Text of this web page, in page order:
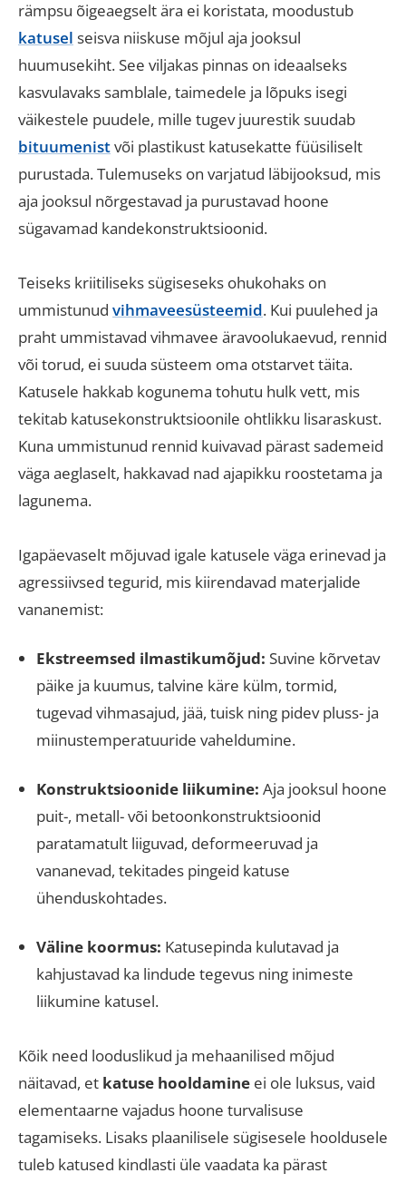
rämpsu õigeaegselt ära ei koristata, moodustub
katusel seisva niiskuse mõjul aja jooksul
huumusekiht. See viljakas pinnas on ideaalseks
kasvulavaks samblale, taimedele ja lõpuks isegi
väikestele puudele, mille tugev juurestik suudab
bituumenistvõi plastikust katusekatte füüsiliselt
purustada.Tulemuseks on varjatud läbijooksud, mis
aja jooksul nõrgestavad ja purustavad hoone
sügavamad kandekonstruktsioonid.
Teiseks kriitiliseks sügiseseks ohukohaks on
ummistunud vihmaveesüsteemid. Kui puulehed ja
praht ummistavad vihmavee äravoolukaevud, rennid
või torud, ei suuda süsteem oma otstarvet täita.
Katusele hakkab kogunema tohutu hulk vett, mis
tekitab katusekonstruktsioonile ohtlikku lisaraskust.
Kuna ummistunud rennid kuivavad pärast sademeid
väga aeglaselt, hakkavad nad ajapikku roostetama ja
lagunema.
Igapäevaselt mõjuvad igale katusele väga erinevad ja
agressiivsed tegurid, mis kiirendavad materjalide
vananemist:
Ekstreemsed ilmastikumõjud: Suvine kõrvetav
päike ja kuumus, talvine käre külm, tormid,
tugevad vihmasajud, jää, tuisk ning pidev pluss- ja
miinustemperatuuride vaheldumine.
Konstruktsioonide liikumine: Aja jooksul hoone
puit-, metall- või betoonkonstruktsioonid
paratamatult liiguvad, deformeeruvad ja
vananevad, tekitades pingeid katuse
ühenduskohtades.
Väline koormus: Katusepinda kulutavad ja
kahjustavad ka lindude tegevus ning inimeste
liikumine katusel.
Kõik need looduslikud ja mehaanilised mõjud
näitavad, et katuse hooldamine ei ole luksus, vaid
elementaarne vajadus hoone turvalisuse
tagamiseks. Lisaks plaanilisele sügisesele hooldusele
tuleb katused kindlasti üle vaadata ka pärast